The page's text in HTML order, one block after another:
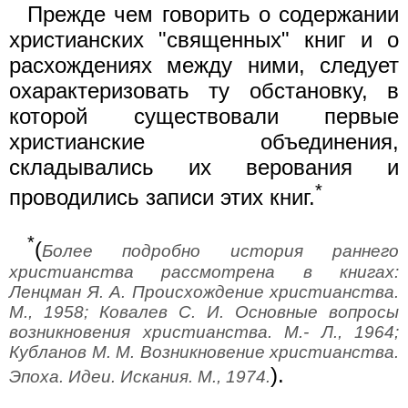
Прежде чем говорить о содержании
христианских "священных" книг и о
расхождениях между ними, следует
охарактеризовать ту обстановку, в
которой существовали первые
христианские объединения,
складывались их верования и
проводились записи этих книг.*
*(Более подробно история раннего
христианства рассмотрена в книгах:
Ленцман Я. А. Происхождение христианства.
М., 1958; Ковалев С. И. Основные вопросы
возникновения христианства. М.- Л., 1964;
Кубланов М. М. Возникновение христианства.
Эпоха. Идеи. Искания. М., 1974.).